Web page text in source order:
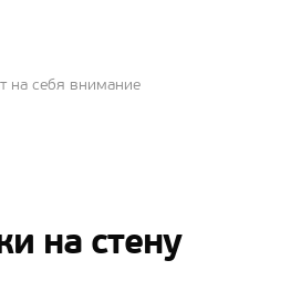
на себя внимание
на стену